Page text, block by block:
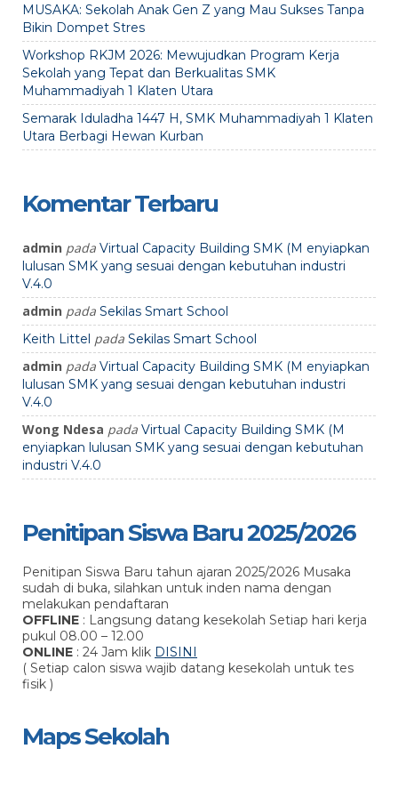
MUSAKA: Sekolah Anak Gen Z yang Mau Sukses Tanpa
Bikin Dompet Stres
Workshop RKJM 2026: Mewujudkan Program Kerja
Sekolah yang Tepat dan Berkualitas SMK
Muhammadiyah 1 Klaten Utara
Semarak Iduladha 1447 H, SMK Muhammadiyah 1 Klaten
Utara Berbagi Hewan Kurban
Komentar Terbaru
admin pada Virtual Capacity Building SMK (M enyiapkan
lulusan SMK yang sesuai dengan kebutuhan industri
V.4.0
admin pada Sekilas Smart School
Keith Littel pada Sekilas Smart School
admin pada Virtual Capacity Building SMK (M enyiapkan
lulusan SMK yang sesuai dengan kebutuhan industri
V.4.0
Wong Ndesa pada Virtual Capacity Building SMK (M
enyiapkan lulusan SMK yang sesuai dengan kebutuhan
industri V.4.0
Penitipan Siswa Baru 2025/2026
Penitipan Siswa Baru tahun ajaran 2025/2026 Musaka
sudah di buka, silahkan untuk inden nama dengan
melakukan pendaftaran
OFFLINE : Langsung datang kesekolah Setiap hari kerja
pukul 08.00 – 12.00
ONLINE : 24 Jam klik DISINI
( Setiap calon siswa wajib datang kesekolah untuk tes
fisik )
Maps Sekolah